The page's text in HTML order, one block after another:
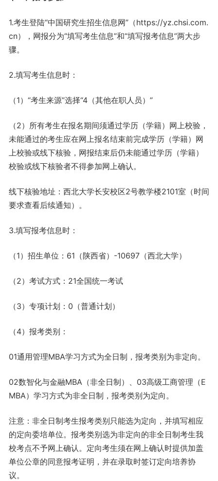
1.考生登陆“中国研究生招生信息网”（https://yz.chsi.com.
cn），网报分为“填写考生信息”和“填写报考信息”两大步
骤。
2.填写考生信息时：
（1）“考生来源”选择“4（其他在职人员）”
（2）所有考生在报名期间须通过学历（学籍）网上校验，
未能通过的考生应在网上报名结束前完成学历（学籍）网
上校验或线下核验，网报结束后仍未能通过学历（学籍）
校验或线下核验者不得参加网上确认。
线下核验地址：西北大学长安校区2号教学楼2101室（时间
要求查看后续通知）。
3.填写报考信息时：
（1）招生单位：61（陕西省）-10697（西北大学）
（2）考试方式：21全国统一考试
（3）专项计划：0（普通计划）
（4）报考类别：
01通用管理MBA学习方式为全日制，报考类别为非定向。
02数智化与金融MBA（非全日制）、03高级工商管理（E
MBA）学习方式为非全日制，报考类别为定向。
注意：非全日制考生报考类别只能选为定向，并填写相应
的定向委培单位。报考类别选为非定向的非全日制考生我
校考点不予网上确认。定向考生须在网上确认时提供加盖
单位公章的同意报考证明，并在录取时签订定向培养协
议。